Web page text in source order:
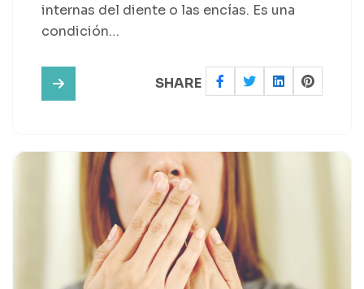
internas del diente o las encías. Es una
condición…
SHARE